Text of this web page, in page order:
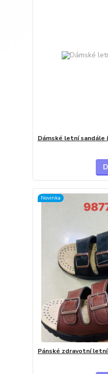
Dámské letní sandále
Novinka
Pánské zdravotní